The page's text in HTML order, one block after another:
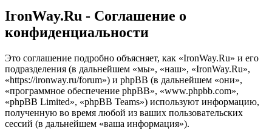
IronWay.Ru - Соглашение о
конфиденциальности
Это соглашение подробно объясняет, как «IronWay.Ru» и его
подразделения (в дальнейшем «мы», «наш», «IronWay.Ru»,
«https://ironway.ru/forum») и phpBB (в дальнейшем «они»,
«программное обеспечение phpBB», «www.phpbb.com»,
«phpBB Limited», «phpBB Teams») используют информацию,
полученную во время любой из ваших пользовательских
сессий (в дальнейшем «ваша информация»).